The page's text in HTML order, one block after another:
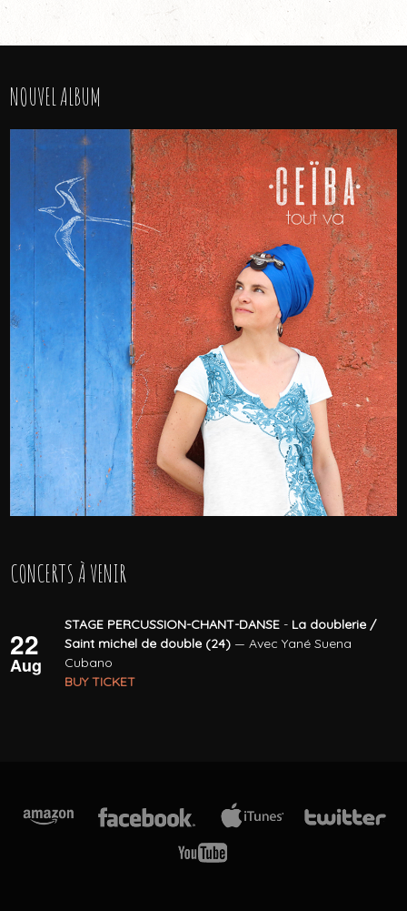
NOUVEL ALBUM
CONCERTS À VENIR
22
Aug
STAGE PERCUSSION-CHANT-DANSE - La doublerie /
Saint michel de double (24) — Avec Yané Suena
Cubano
BUY TICKET